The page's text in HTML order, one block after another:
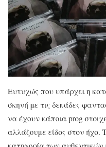
Ευτυχώς που υπάρχει η
σκηνή με τις δεκάδες
να έχουν κάποια prog
αλλάζουμε είδος στον ήχο.